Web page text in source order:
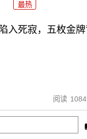
最热
入死寂，五枚金
阅读
美国踏进3个大